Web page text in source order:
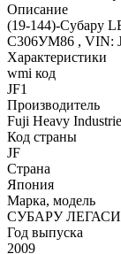
Описание
(19-144)-Субару
С306УМ86 , VIN:
Характеристики
wmi код
JF1
Производитель
Fuji Heavy
Код страны
JF
Страна
Япония
Марка, модель
СУБАРУ
Год выпуска
2009